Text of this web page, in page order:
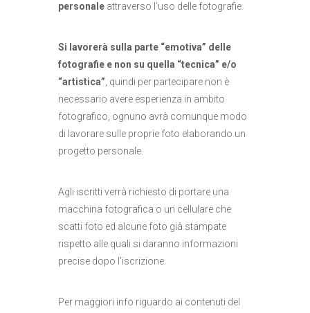
personale attraverso l’uso delle fotografie.
Si lavorerà sulla parte “emotiva” delle
fotografie e non su quella “tecnica” e/o
“artistica”, quindi per partecipare non è
necessario avere esperienza in ambito
fotografico, ognuno avrà comunque modo
di lavorare sulle proprie foto elaborando un
progetto personale.
Agli iscritti verrà richiesto di portare una
macchina fotografica o un cellulare che
scatti foto ed alcune foto già stampate
rispetto alle quali si daranno informazioni
precise dopo l’iscrizione.
Per maggiori info riguardo ai contenuti del